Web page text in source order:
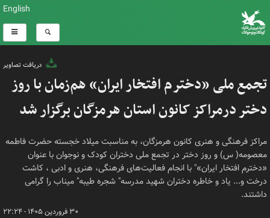
English
دریافت تصاویر
تجمع ملی «دخترم افتخار ایران» هم‌زمان با روز
دختر درمراکز کانون استان هرمزگان برگزار شد
مراکز فرهنگی و هنری کانون هرمزگان، به مناسبت میلاد خجسته حضرت فاطمه
معصومه( س) و روز دختر در تجمع ملی دختران کودک و نوجوان با عنوان
«دخترم افتخار ایران»" با انجام فعالیت‌های فرهنگی، هنری و ادبی ، کاشت
درخت و... یاد و خاطره دختران شهید مدرسه" شجره طیبه" میناب را گرامی
داشتند.
۳۰ فروردین ۱۴۰۵ - ۲۲:۲۴